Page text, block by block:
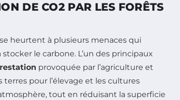
DE CO2 PAR LES FORÊTS
heurtent à plusieurs menaces qui
le carbone. L’un des principaux
provoquée par l’agriculture et
terres pour l’élevage et les cultures
tout en réduisant la superficie